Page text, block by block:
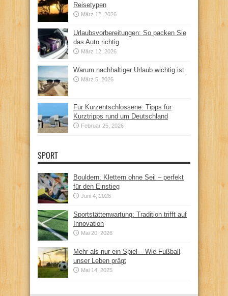
Reisetypen
März 12, 2026
Urlaubsvorbereitungen: So packen Sie
das Auto richtig
März 12, 2026
Warum nachhaltiger Urlaub wichtig ist
März 5, 2026
Für Kurzentschlossene: Tipps für
Kurztripps rund um Deutschland
Februar 25, 2026
SPORT
Bouldern: Klettern ohne Seil – perfekt
für den Einstieg
Juni 4, 2026
Sportstättenwartung: Tradition trifft auf
Innovation
Mai 20, 2026
Mehr als nur ein Spiel – Wie Fußball
unser Leben prägt
Mai 14, 2025